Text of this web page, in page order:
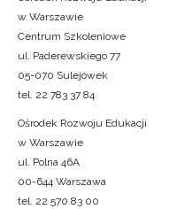
w Warszawie
Centrum Szkoleniowe
ul. Paderewskiego 77
05-070 Sulejówek
tel. 22 783 37 84
Ośrodek Rozwoju Edukacji
w Warszawie
ul. Polna 46A
00-644 Warszawa
tel. 22 570 83 00